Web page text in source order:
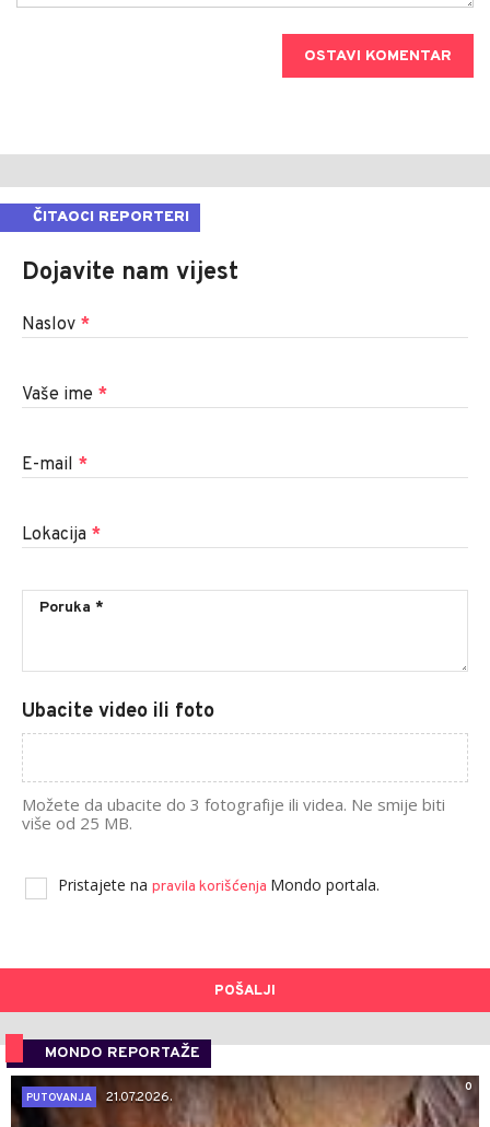
OSTAVI KOMENTAR
ČITAOCI REPORTERI
Dojavite nam vijest
Naslov *
Vaše ime *
E-mail *
Lokacija *
Ubacite video ili foto
Možete da ubacite do 3 fotografije ili videa. Ne smije biti
više od 25 MB.
Pristajete na pravila korišćenja Mondo portala.
POŠALJI
MONDO REPORTAŽE
0
PUTOVANJA
21.07.2026.